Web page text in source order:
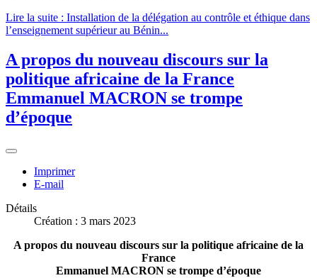
Lire la suite : Installation de la délégation au contrôle et éthique dans
l’enseignement supérieur au Bénin...
A propos du nouveau discours sur la
politique africaine de la France
Emmanuel MACRON se trompe
d’époque
Imprimer
E-mail
Détails
Création : 3 mars 2023
A propos du nouveau discours sur la politique africaine de la
France
Emmanuel MACRON se trompe d’époque